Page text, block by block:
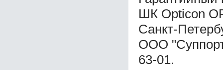
ШК Opticon
Санкт-
ООО
63-01.